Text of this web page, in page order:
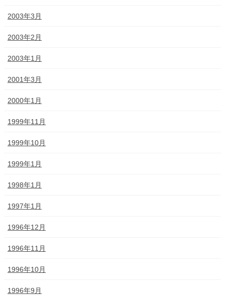
2003年3月
2003年2月
2003年1月
2001年3月
2000年1月
1999年11月
1999年10月
1999年1月
1998年1月
1997年1月
1996年12月
1996年11月
1996年10月
1996年9月